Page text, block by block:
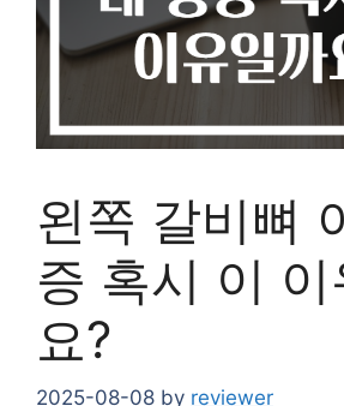
왼쪽 갈비뼈
증 혹시 이
요?
2025-08-08 by reviewer